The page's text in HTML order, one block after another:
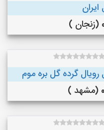
گرده گل بره موم